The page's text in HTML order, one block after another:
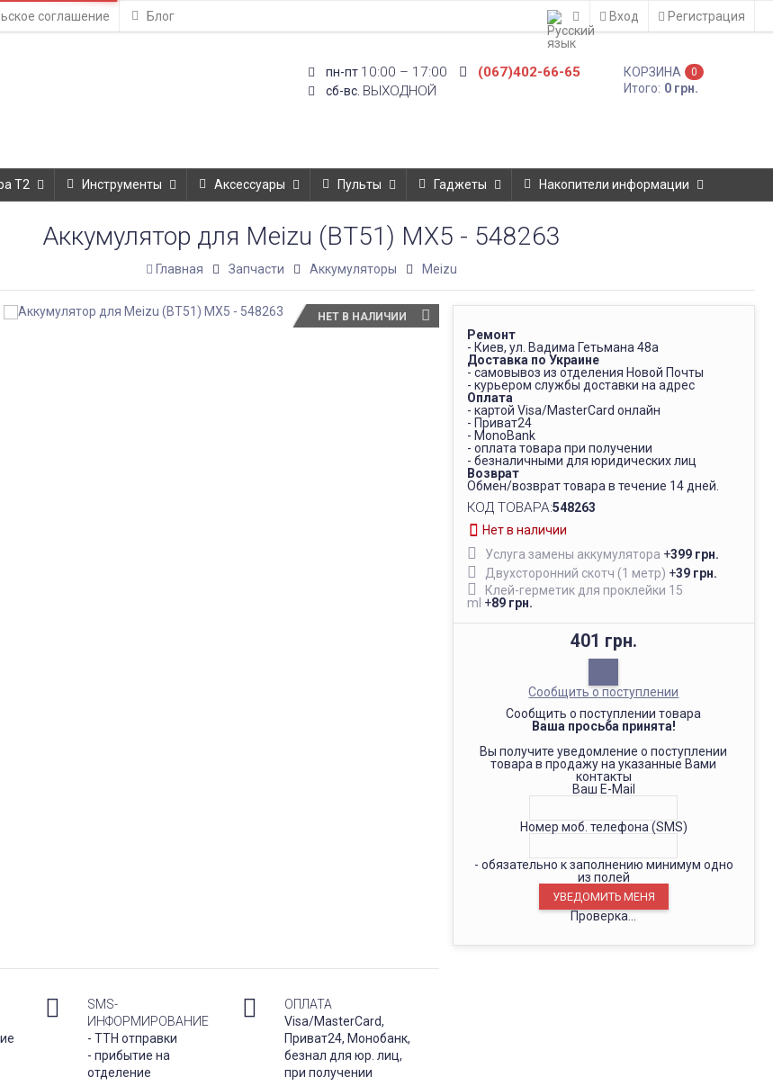
соглашение Блог Вход Регистрация
пн-пт 10:00 – 17:00
сб-вс. ВЫХОДНОЙ
(067)402-66-65 КОРЗИНА 0
Итого: 0 грн.
T2 Инструменты Аксессуары Пульты Гаджеты Накопители информации
Аккумулятор для Meizu (BT51) MX5 - 548263
Главная Запчасти Аккумуляторы Meizu
НЕТ В НАЛИЧИИ
Ремонт
- Киев, ул. Вадима Гетьмана 48а
Доставка по Украине
- самовывоз из отделения Новой Почты
- курьером службы доставки на адрес
Оплата
- картой Visa/MasterCard онлайн
- Приват24
- MonoBank
- оплата товара при получении
- безналичными для юридических лиц
Возврат
Обмен/возврат товара в течение 14 дней.
КОД ТОВАРА:548263
Нет в наличии
Услуга замены аккумулятора +399 грн.
Двухсторонний скотч (1 метр) +39 грн.
Клей-герметик для проклейки 15
ml +89 грн.
401 грн.
Сообщить о поступлении
Сообщить о поступлении товара
Ваша просьба принята!
Вы получите уведомление о поступлении
товара в продажу на указанные Вами
контакты
Ваш E-Mail
Номер моб. телефона (SMS)
- обязательно к заполнению минимум одно
из полей
Проверка...
SMS-
ИНФОРМИРОВАНИЕ
- ТТН отправки
- прибытие на
отделение
ОПЛАТА
Visa/MasterCard,
Приват24, Монобанк,
безнал для юр. лиц,
при получении